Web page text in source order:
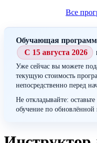
Все
Обучающая
С 15 августа 2026
Уже сейчас вы можете
текущую стоимость
непосредственно перед
Не откладывайте:
обучение по